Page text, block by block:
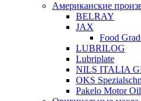
Американские
BELRAY
JAX
Food
LUBRILOG
Lubriplate
NILS ITALIA
OKS
Pakelo Motor